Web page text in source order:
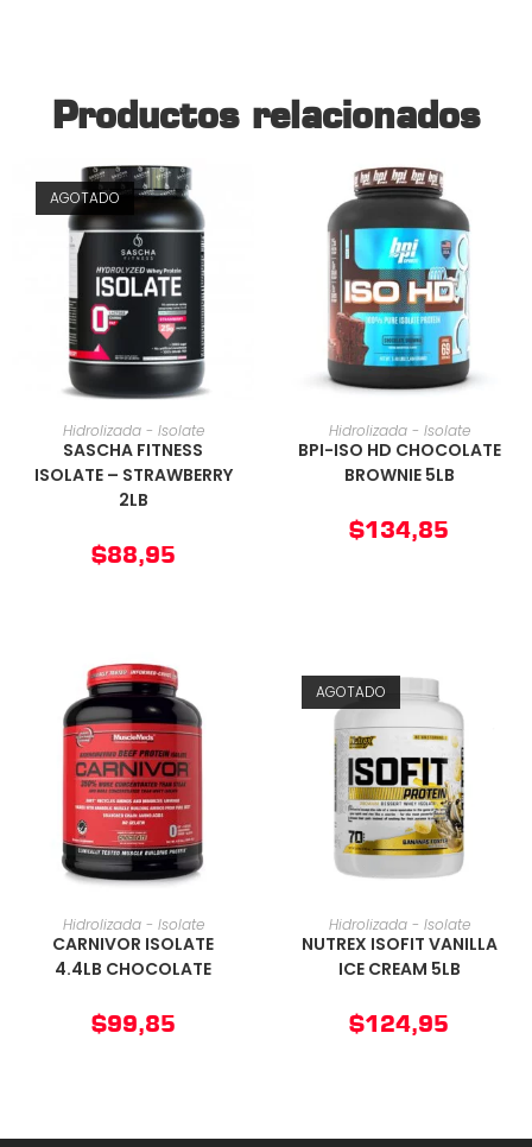
Productos relacionados
AGOTADO
AÑADIR AL CARRITO
Hidrolizada - Isolate
SASCHA FITNESS
ISOLATE – STRAWBERRY
2LB
$88,95
AÑADIR AL CARRITO
Hidrolizada - Isolate
BPI-ISO HD CHOCOLATE
BROWNIE 5LB
$134,85
AÑADIR AL CARRITO
Hidrolizada - Isolate
CARNIVOR ISOLATE
4.4LB CHOCOLATE
$99,85
AGOTADO
AÑADIR AL CARRITO
Hidrolizada - Isolate
NUTREX ISOFIT VANILLA
ICE CREAM 5LB
$124,95